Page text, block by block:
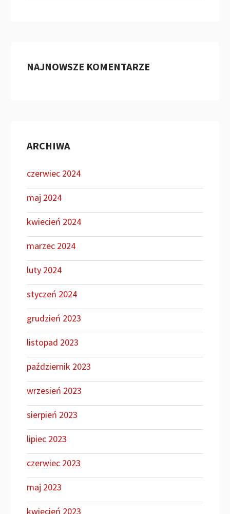
NAJNOWSZE KOMENTARZE
ARCHIWA
czerwiec 2024
maj 2024
kwiecień 2024
marzec 2024
luty 2024
styczeń 2024
grudzień 2023
listopad 2023
październik 2023
wrzesień 2023
sierpień 2023
lipiec 2023
czerwiec 2023
maj 2023
kwiecień 2023